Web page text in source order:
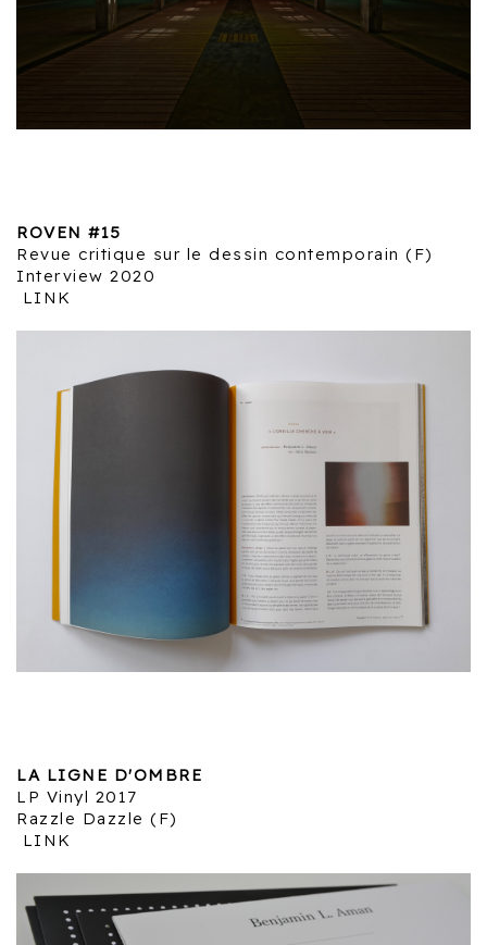
ROVEN #15
Revue critique sur le dessin contemporain (F)
Interview 2020
LINK
LA LIGNE D'OMBRE
LP Vinyl 2017
Razzle Dazzle (F)
LINK